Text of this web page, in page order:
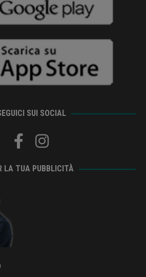
SUI SOCIAL
LA TUA PUBBLICITÀ